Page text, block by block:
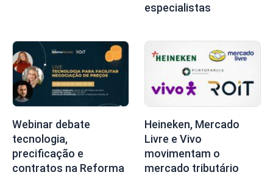
especialistas
Webinar debate
tecnologia,
precificação e
contratos na Reforma
Heineken, Mercado
Livre e Vivo
movimentam o
mercado tributário